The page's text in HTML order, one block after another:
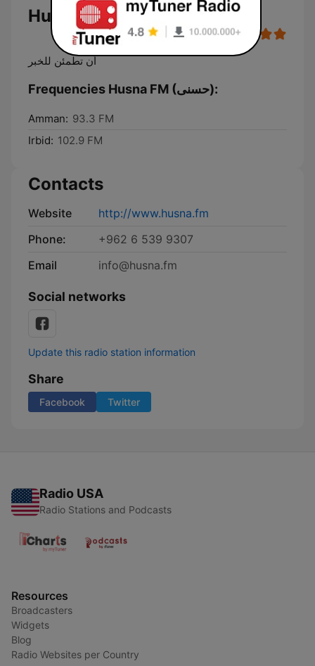
Husna FM (حسنى)
أن تطمئن للخبر
Frequencies Husna FM (حسنى):
Amman: 93.3 FM
Irbid: 102.9 FM
Contacts
Website
http://www.husna.fm
Phone:
+962 6 539 9307
Email
info@husna.fm
Social networks
Update this radio station information
Share
Facebook Twitter
Radio USA
Radio Stations and Podcasts
Resources
Broadcasters
Widgets
Blog
Radio Websites per Country